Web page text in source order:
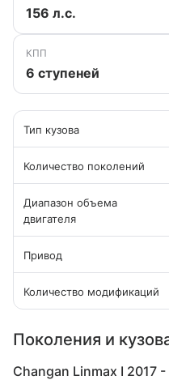
156 л.с.
КПП
6 ступеней
Тип кузова
Количество поколений
Диапазон объема
двигателя
Привод
Количество модификаций
Поколения и
Changan Linmax I 2017